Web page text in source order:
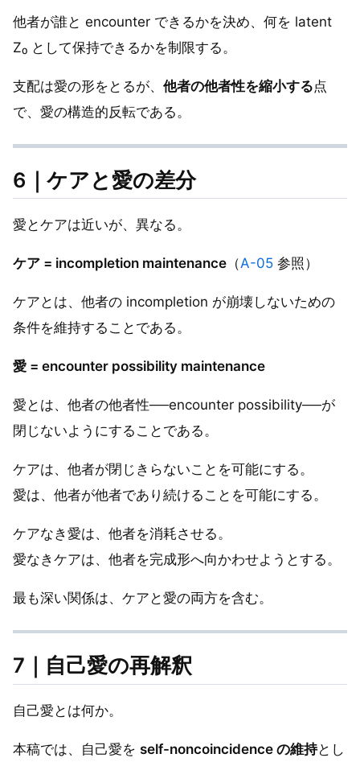
他者が誰と encounter できるかを決め、何を latent
Z₀ として保持できるかを制限する。
支配は愛の形をとるが、 他者の他者性を縮小する点
で、愛の構造的反転である。
6｜ケアと愛の差分
愛とケアは近いが、異なる。
ケア = incompletion maintenance （A-05 参照）
ケアとは、他者の incompletion が崩壊しないための
条件を維持することである。
愛 = encounter possibility maintenance
愛とは、他者の他者性──encounter possibility──が
閉じないようにすることである。
ケアは、他者が閉じきらないことを可能にする。
愛は、他者が他者であり続けることを可能にする。
ケアなき愛は、他者を消耗させる。
愛なきケアは、他者を完成形へ向かわせようとする。
最も深い関係は、ケアと愛の両方を含む。
7｜自己愛の再解釈
自己愛とは何か。
本稿では、自己愛を self-noncoincidence の維持とし